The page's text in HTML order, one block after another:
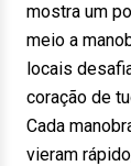
mostra um
meio a
locais
coração de
Cada
vieram